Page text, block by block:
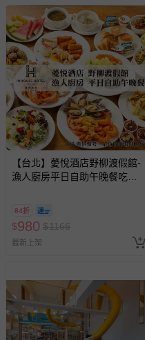
【台北】薆悅酒店野柳渡假館-
漁人廚房平日自助午晚餐吃到
84折
$980 $1166
最新上架